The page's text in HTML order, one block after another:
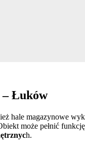
– Łuków
hale magazynowe
może pełnić
h.